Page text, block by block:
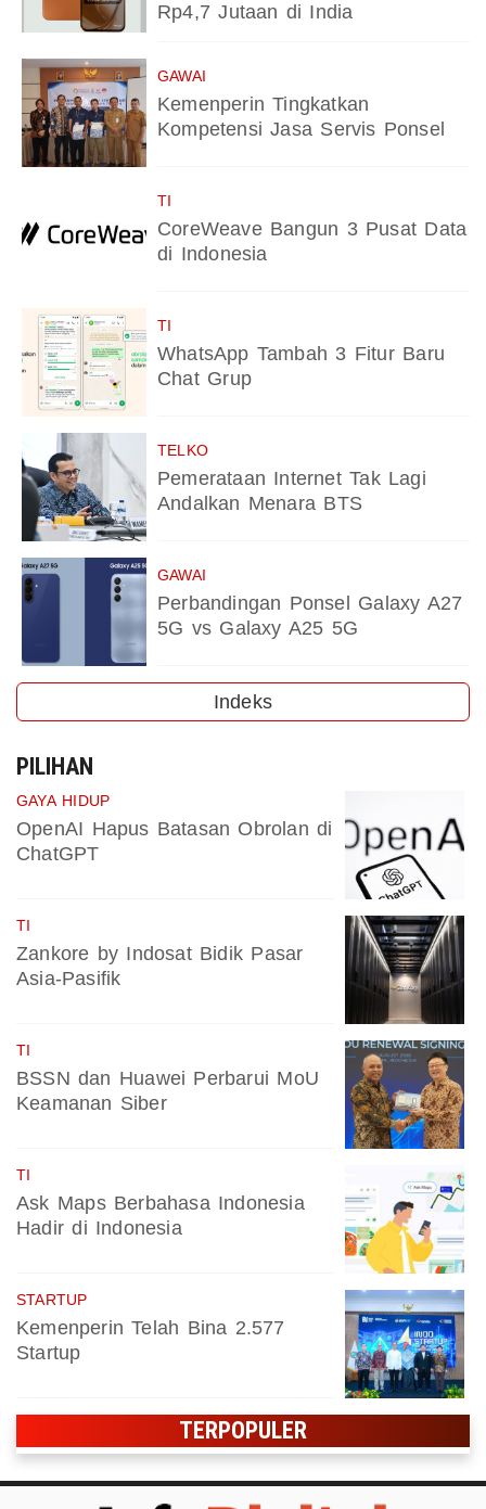
Rp4,7 Jutaan di India
GAWAI
Kemenperin Tingkatkan
Kompetensi Jasa Servis Ponsel
TI
CoreWeave Bangun 3 Pusat Data
di Indonesia
TI
WhatsApp Tambah 3 Fitur Baru
Chat Grup
TELKO
Pemerataan Internet Tak Lagi
Andalkan Menara BTS
GAWAI
Perbandingan Ponsel Galaxy A27
5G vs Galaxy A25 5G
Indeks
PILIHAN
GAYA HIDUP
OpenAI Hapus Batasan Obrolan di
ChatGPT
TI
Zankore by Indosat Bidik Pasar
Asia-Pasifik
TI
BSSN dan Huawei Perbarui MoU
Keamanan Siber
TI
Ask Maps Berbahasa Indonesia
Hadir di Indonesia
STARTUP
Kemenperin Telah Bina 2.577
Startup
TERPOPULER